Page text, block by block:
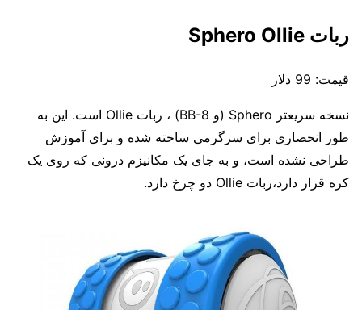
ربات Sphero Ollie
قیمت:
نسخه سریعتر Sphero (و BB-8) ، ربات Ollie است. این به
طور انحصاری برای سرگرمی ساخته شده و برای آموزش
طراحی نشده است، و به جای یک مکانیزم درونی که روی یک
کره قرار دارد،ربات Ollie دو چرخ دارد.